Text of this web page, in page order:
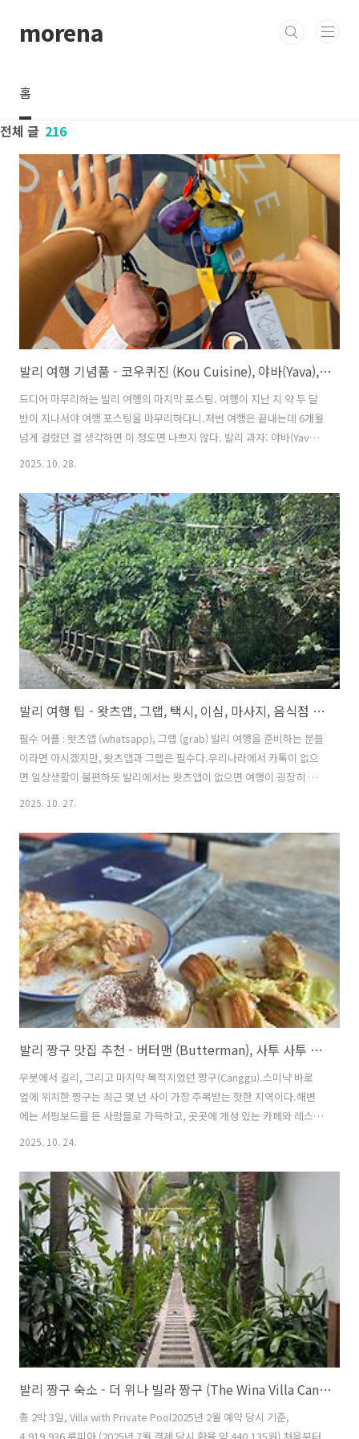
morena
홈
전체 글 216
발리 여행 기념품 - 코우퀴진 (Kou Cuisine), 야바(Yava), 코코넛칩(Coconut chips), 카사바칩(Cassava chips), 티켓투더문 (Ticket to the moon)
드디어 마무리하는 발리 여행의 마지막 포스팅. 여행이 지난 지 약 두 달
반이 지나서야 여행 포스팅을 마무리하다니.저번 여행은 끝내는데 6개월
넘게 걸렸던 걸 생각하면 이 정도면 나쁘지 않다. 발리 과자: 야바(Yava),
코코넛칩(Coconut chips), 카사바칩(Cassava chips)가장 왼쪽 사진은
다. 감자칩처럼 생겼지만 감자가 아니라 카사바라는 다른 뿌리로 만든 과
자라고 한다. 다른 맛도 먹었었는데 저 플레인 맛이 가장 맛있었다. 발리
에 방문한다면 꼭 먹어보기를 추천한다. 중간에 위치한 코코넛 칩스
(Coconut chips). 발리에는 다양한 브랜드의 코코넛 칩스가 있는데 사
진에 나온 저 브랜드를 강력 추천한다...
2025. 10. 28.
발리 여행 팁 - 왓츠앱, 그랩, 택시, 이심, 마사지, 음식점 가격, 발리 여행 주의점
필수 어플 : 왓츠앱 (whatsapp), 그랩 (grab) 발리 여행을 준비하는 분들
이라면 아시겠지만, 왓츠앱과 그랩은 필수다.우리나라에서 카톡이 없으
면 일상생활이 불편하듯 발리에서는 왓츠앱이 없으면 여행이 굉장히 불
편해진다.우붓의 로스테리아호에서는 대기자 명단에 번호를 남기면 자
특별할 것 없이 카톡처럼 핸드폰 번호에 미리 연결해 두고 쓰면 되니까
여행 가기 전에 미리 설정해 두고 가는 걸 추천한다.특히 그랩은 미리 카
드까지 연결해두면 더욱 편하게 쓸 수 있다. 공항 이동첫번째 우붓 포스
팅에서도 언급했듯이 우리는 미리 덴파사르 공항에서 우붓 호스텔까지
데려다주는 차량을 아래 마이리얼트립에서 예약했었다.오늘 적용되는
최저가 덴파사르 공..
2025. 10. 27.
발리 짱구 맛집 추천 - 버터맨 (Butterman), 사투 사투 커피 컴퍼니 (Satu Satu Coffee Company), 카페 델 마 발리 (Café del Mar Bali), 밀크 앤 마두 (Milk & Madu Berawa), 핀즈 비치클럽 (Finns Beach Club)
우붓에서 길리, 그리고 마지막 목적지였던 짱구(Canggu).스미냑 바로
옆에 위치한 짱구는 최근 몇 년 사이 가장 주목받는 핫한 지역이다.해변
에는 서핑보드를 든 사람들로 가득하고, 곳곳에 개성 있는 카페와 레스토
랑, 바, 비치클럽이 즐비하다.낮에는 여유롭고 느긋하지만, 밤이 되면 완
맛집과 카페를 정리해본다. 버터맨 (Butterman)짱구에서의 아침은 언
제나 햇살과 버터향으로 시작되었다.들어서자마자 퍼지는 따뜻한 크로
와상 향기, 유리 진열대 너머로 갓 구워진 빵들이 줄지어 있는 풍경.이곳
은 단순히 “카페”가 아니라,‘행복한 냄새가 나는 곳’ 이라는 표현이 더 어
울렸다.관광객뿐 아니라 현지인들도 들락거렸고, 계속 차오르는 손님들
사이에..
2025. 10. 24.
발리 짱구 숙소 - 더 위나 빌라 짱구 (The Wina Villa Canggu)
총 2박 3일, Villa with Private Pool2025년 2월 예약 당시 기준,